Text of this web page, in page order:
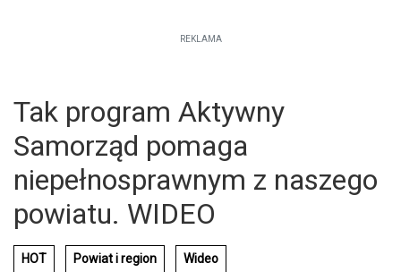
REKLAMA
Tak program Aktywny
Samorząd pomaga
niepełnosprawnym z naszego
powiatu. WIDEO
HOT Powiat i region Wideo